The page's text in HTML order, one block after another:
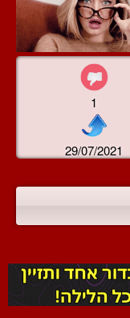
1
29/07/2021